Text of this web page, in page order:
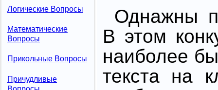
Логические Вопросы
Математические
Вопросы
Прикольные Вопросы
Причудливые
Однажны
В этом
наиболее
текста на